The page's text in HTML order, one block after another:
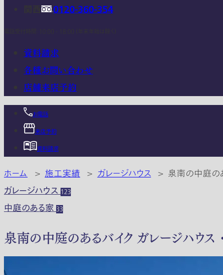
0120-360-354
資料請求
各種お問い合わせ
店舗来店予約
お電話
来店予約
資料請求
ホーム > 施工実績 > ガレージハウス > 泉南の中庭の
ガレージハウス123
中庭のある家33
泉南の中庭のあるバイク ガレージハウス